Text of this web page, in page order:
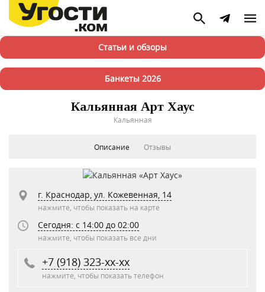
Статьи и обзоры
Банкеты 2026
Кальянная Арт Хаус
Кальянная
Описание Отзывы
г. Краснодар, ул. Кожевенная, 14
нажмите, чтобы показать на карте
Сегодня: c 14:00 до 02:00
нажмите, чтобы показать все дни
+7 (918) 323-xx-xx
нажмите, чтобы показать телефон